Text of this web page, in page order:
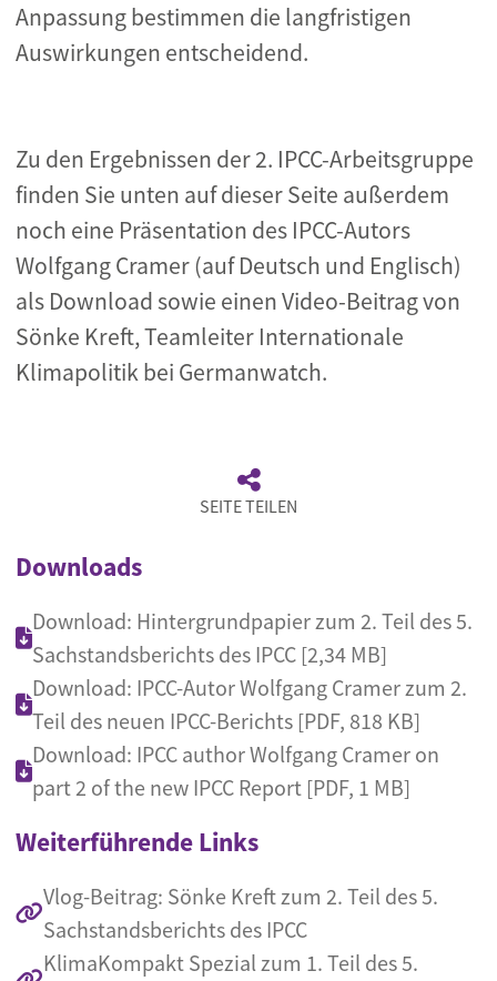
Anpassung bestimmen die langfristigen
Auswirkungen entscheidend.
Zu den Ergebnissen der 2. IPCC-Arbeitsgruppe
finden Sie unten auf dieser Seite außerdem
noch eine Präsentation des IPCC-Autors
Wolfgang Cramer (auf Deutsch und Englisch)
als Download sowie einen Video-Beitrag von
Sönke Kreft, Teamleiter Internationale
Klimapolitik bei Germanwatch.
SEITE TEILEN
Downloads
Download: Hintergrundpapier zum 2. Teil des 5.
Sachstandsberichts des IPCC [2,34 MB]
Download: IPCC-Autor Wolfgang Cramer zum 2.
Teil des neuen IPCC-Berichts [PDF, 818 KB]
Download: IPCC author Wolfgang Cramer on
part 2 of the new IPCC Report [PDF, 1 MB]
Weiterführende Links
Vlog-Beitrag: Sönke Kreft zum 2. Teil des 5.
Sachstandsberichts des IPCC
KlimaKompakt Spezial zum 1. Teil des 5.